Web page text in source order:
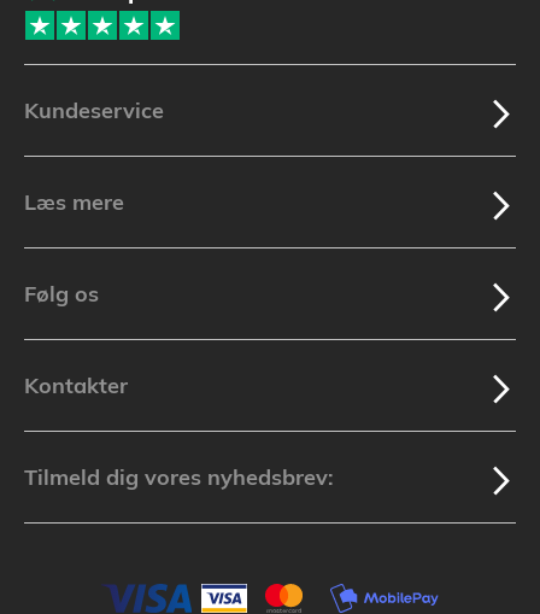
Kundeservice
Læs mere
Følg os
Kontakter
Tilmeld dig vores nyhedsbrev: